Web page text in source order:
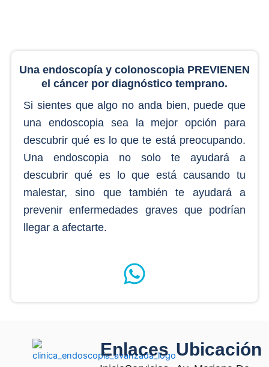
Una endoscopía y colonoscopia PREVIENEN
el cáncer por diagnóstico temprano.
Si sientes que algo no anda bien, puede que
una endoscopia sea la mejor opción para
descubrir qué es lo que te está preocupando.
Una endoscopia no solo te ayudará a
descubrir qué es lo que está causando tu
malestar, sino que también te ayudará a
prevenir enfermedades graves que podrían
llegar a afectarte.
Enlaces Ubicación